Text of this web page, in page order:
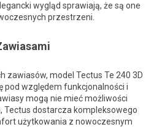
wygląd sprawiają, że są one
przestrzeni.
zawiasów, model Tectus Te 240 3D
pod względem funkcjonalności i
mogą nie mieć możliwości
Tectus dostarcza kompleksowego
użytkowania z nowoczesnym